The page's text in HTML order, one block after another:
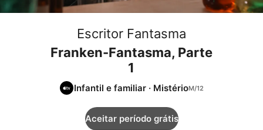
Escritor Fantasma
Franken-Fantasma, Parte
1
Infantil e familiar · Mistério
Aceitar período grátis